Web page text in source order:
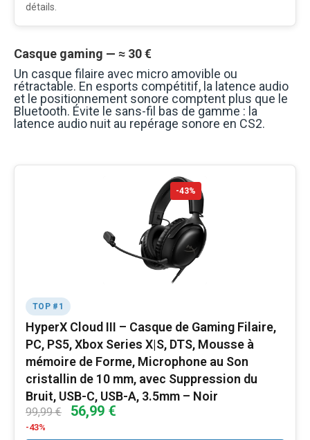
détails.
Casque gaming — ≈ 30 €
Un casque filaire avec micro amovible ou
rétractable. En esports compétitif, la latence audio
et le positionnement sonore comptent plus que le
Bluetooth. Évite le sans-fil bas de gamme : la
latence audio nuit au repérage sonore en CS2.
-43%
TOP #1
HyperX Cloud III – Casque de Gaming Filaire,
PC, PS5, Xbox Series X|S, DTS, Mousse à
mémoire de Forme, Microphone au Son
cristallin de 10 mm, avec Suppression du
Bruit, USB-C, USB-A, 3.5mm – Noir
99,99 € 56,99 €
-43%